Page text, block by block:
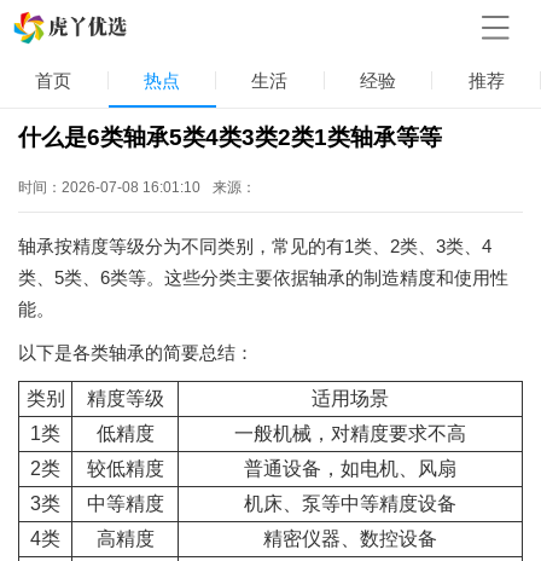
首页 热点 生活 经验 推荐
什么是6类轴承5类4类3类2类1类轴承等等
时间：2026-07-08 16:01:10 来源：
轴承按精度等级分为不同类别，常见的有1类、2类、3类、4
类、5类、6类等。这些分类主要依据轴承的制造精度和使用性
能。
以下是各类轴承的简要总结：
类别 精度等级
适用场景
1类
低精度
一般机械，对精度要求不高
2类
较低精度
普通设备，如电机、风扇
3类
中等精度
机床、泵等中等精度设备
4类
高精度
精密仪器、数控设备